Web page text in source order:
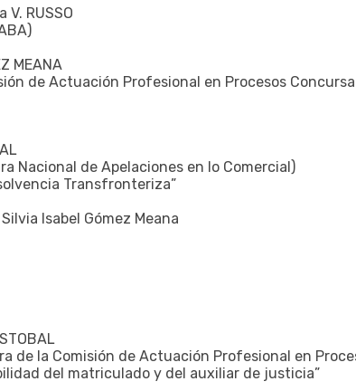
V. RUSSO
MEANA
de Actuación Profesional en Procesos
Nacional de Apelaciones en lo Comercial)
Transfronteriza”
Isabel Gómez Meana
de la Comisión de Actuación Profesional en
del matriculado y del auxiliar de justicia”